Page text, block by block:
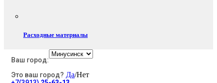
Расходные материалы
Электротовары
Ваш город:
Это ваш город? Да/Нет